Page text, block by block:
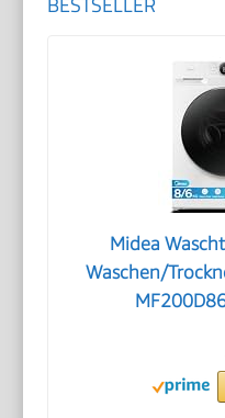
Midea
Waschen/